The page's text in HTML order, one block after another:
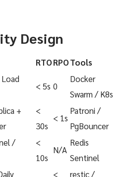
Design
RTORPOTools
Load
< 5s 0
Docker
Swarm / K8s
+
<
30s
< 1s
Patroni /
PgBouncer
/
<
10s
N/A
Redis
Sentinel
< restic /